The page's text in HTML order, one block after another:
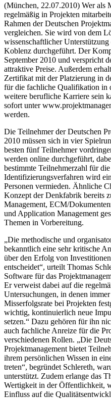
(München, 22.07.2010) Wer als
regelmäßig in Projekten
Rahmen der Deutschen
vergleichen. Sie wird von dem
wissenschaftlicher
Koblenz durchgeführt. Der
September 2010 und verspricht
attraktive Preise. Außerdem
Zertifikat mit der Platzierung in
für die fachliche Qualifikation in
weitere berufliche Karriere sein
sofort unter
werden.
Die Teilnehmer der Deutschen
2010 müssen sich in vier
besten fünf Teilnehmer
werden online durchgeführt,
bestimmte Teilnehmerzahl für
Identifizierungsverfahren wird
Personen vermieden. Ähnliche
Konzept der Denkfabrik bereits
Management, ECM/
und Application Management
Themen in Vorbereitung.
„Die methodische und
bekanntlich eine sehr kritische
über den Erfolg von
entscheidet“, urteilt Thomas
Software für das
Er verweist dabei auf die
Untersuchungen, in denen
Misserfolgsrate bei Projekten
wichtig, kontinuierlich neue
setzen.“ Dazu gehören für ihn
auch fachliche Anreize für die
verschiedenen Rollen. „Die
Projektmanagement bietet
ihrem persönlichen Wissen in
treten“, begründet Schlereth,
unterstützt. Zudem erlange das
Wertigkeit in der Öffentlichkeit,
Einfluss auf die